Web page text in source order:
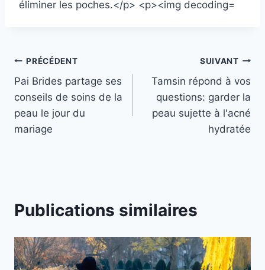
Navigation
de
l’article
PRÉCÉDENT
Pai Brides partage ses
conseils de soins de la
peau le jour du
mariage
SUIVANT
Tamsin répond à vos
questions: garder la
peau sujette à l'acné
hydratée
Publications similaires